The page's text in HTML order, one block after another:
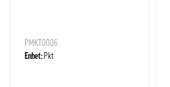
PMKT0006
Enhet: Pkt